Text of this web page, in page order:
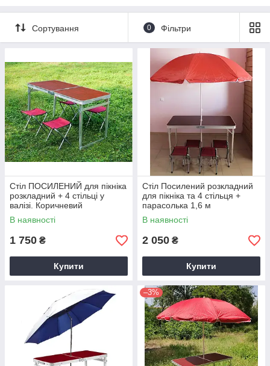
Сортування 0 Фільтри
Стіл ПОСИЛЕНИЙ для пікніка
розкладний + 4 стільці у
валізі. Коричневий
В наявності
1 750 ₴
Купити
Стіл Посилений розкладний
для пікніка та 4 стільця +
парасолька 1,6 м
В наявності
2 050 ₴
Купити
–3%